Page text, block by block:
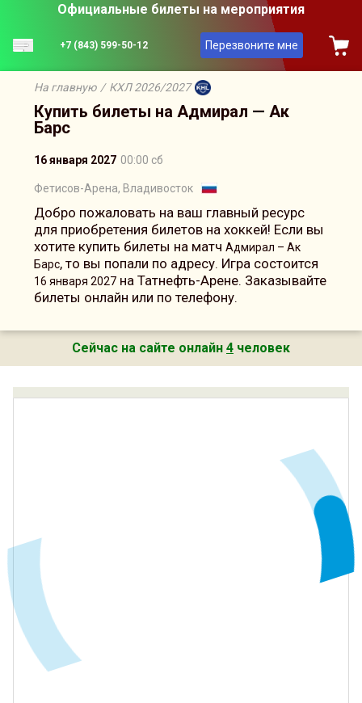
Официальные билеты на мероприятия
+7 (843) 599-50-12 Перезвоните мне
На главную / КХЛ 2026/2027
Купить билеты на Адмирал — Ак
Барс
16 января 2027 00:00 сб
Фетисов-Арена, Владивосток
Добро пожаловать на ваш главный ресурс
для приобретения билетов на хоккей! Если вы
хотите купить билеты на матч Адмирал – Ак
Барс, то вы попали по адресу. Игра состоится
16 января 2027 на Татнефть-Арене. Заказывайте
билеты онлайн или по телефону.
Сейчас на сайте онлайн 4 человек